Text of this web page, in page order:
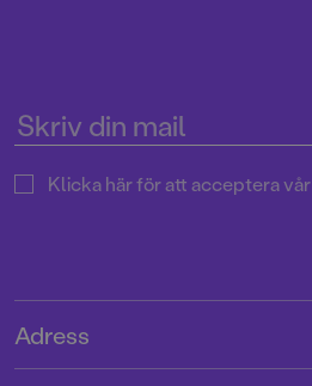
Klicka här för att acceptera vår
Adress